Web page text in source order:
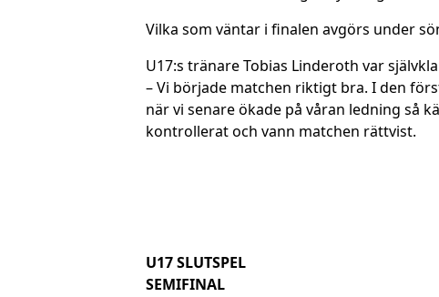
Vilka som väntar i finalen avgörs under
U17:s tränare Tobias Linderoth var
– Vi började matchen riktigt bra. I den
när vi senare ökade på våran ledning så
kontrollerat och vann matchen rättvist.
U17 SLUTSPEL
SEMIFINAL